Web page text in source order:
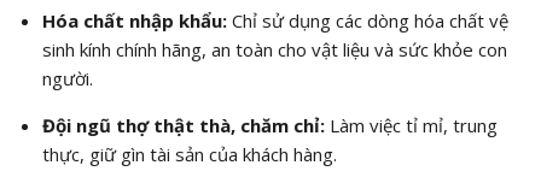
Hóa chất nhập khẩu:Chỉ sử dụng các dòng hóa chất vệ
sinh kính chính hãng, an toàn cho vật liệu và sức khỏe con
người.
Đội ngũ thợ thật thà, chăm chỉ:Làm việc tỉ mỉ, trung
thực, giữ gìn tài sản của khách hàng.